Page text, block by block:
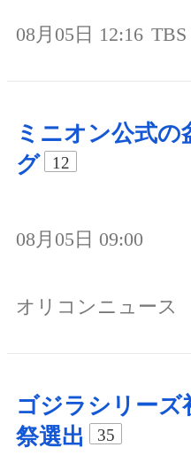
08月05日 12:16
ミニオン公式の
グ
12
08月05日 09:00
オリコンニュース
ゴジラシリーズ
祭選出
35